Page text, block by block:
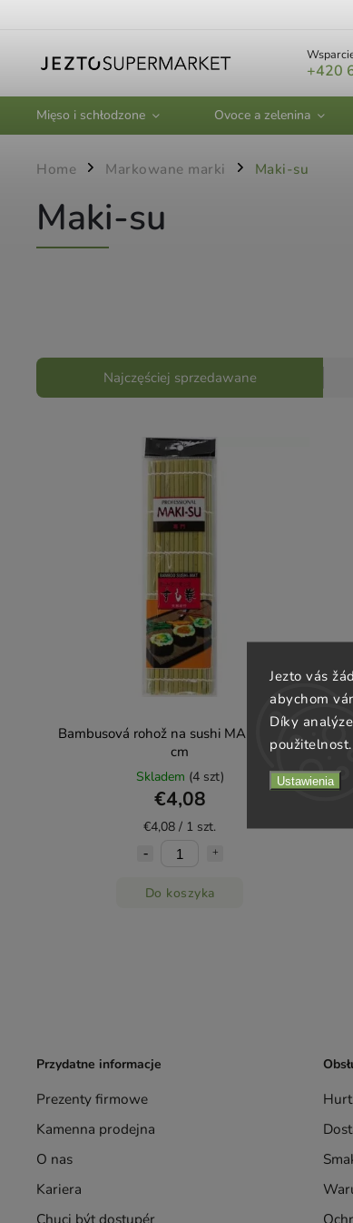
Jezto vás
abychom
Díky
použitelnost.
Ustawienia
+420
Mięso i schłodzone Ovoce a zelenina
Home / Markowane marki / Maki-su
Maki-su
Najczęściej sprzedawane
Bambusová rohož na sushi MAKI-SU 27
cm
Skladem (4 szt)
€4,08
€4,08 / 1 szt.
Do koszyka
Przydatne informacje
Prezenty firmowe
Kamenna prodejna
O nas
Kariera
Chuci být dostupér
Hurt